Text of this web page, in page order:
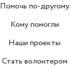
Помочь по-другому
Кому помогли
Наши проекты
Стать волонтером